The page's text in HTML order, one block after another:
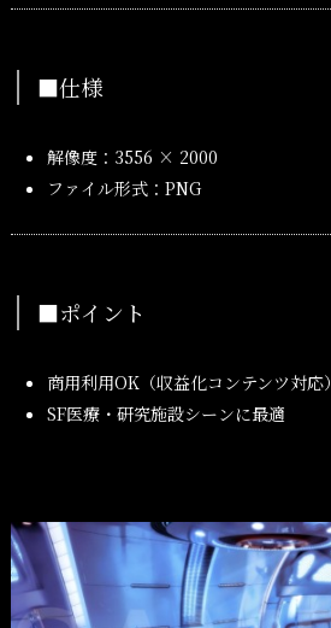
■仕様
解像度：3556 × 2000
ファイル形式：PNG
■ポイント
商用利用OK（収益化コンテンツ対応）
SF医療・研究施設シーンに最適